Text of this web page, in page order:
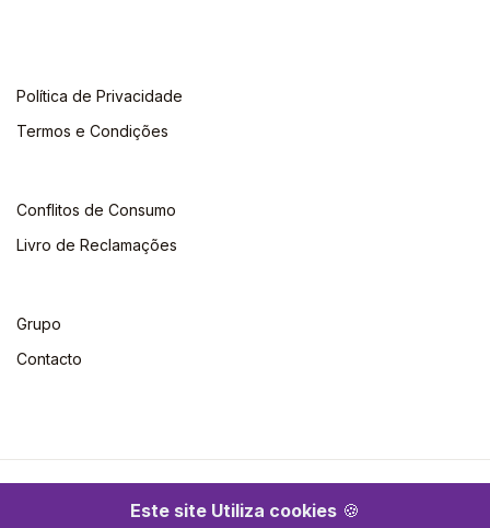
Este site Utiliza cookies 🍪
Política de Privacidade
Termos e Condições
Conflitos de Consumo
Livro de Reclamações
Grupo
Contacto
©2026 Escolar. Todos os direitos reservados